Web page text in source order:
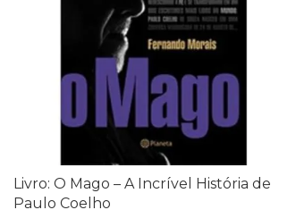
Livro: O Mago – A Incrível História de
Paulo Coelho